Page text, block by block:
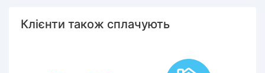
Клієнти також сплачують